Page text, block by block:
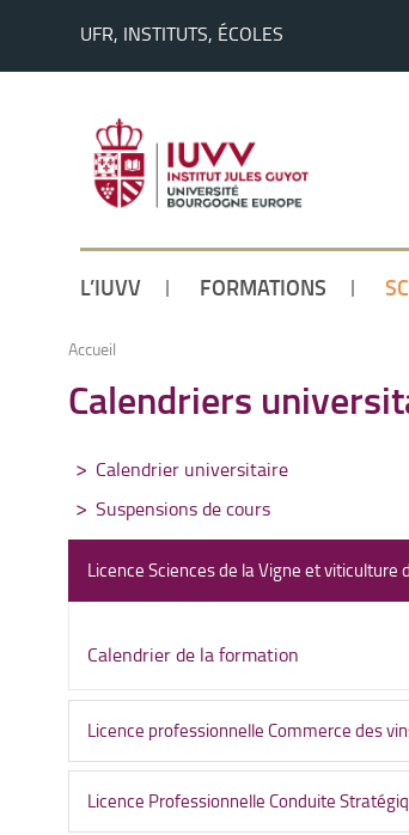
UFR, INSTITUTS, ÉCOLES
L’IUVV FORMATIONS
Accueil
Calendriers
Calendrier universitaire
Suspensions de cours
Licence Sciences de la Vigne et viticulture
Calendrier de la formation
Licence professionnelle Commerce des
Licence Professionnelle Conduite